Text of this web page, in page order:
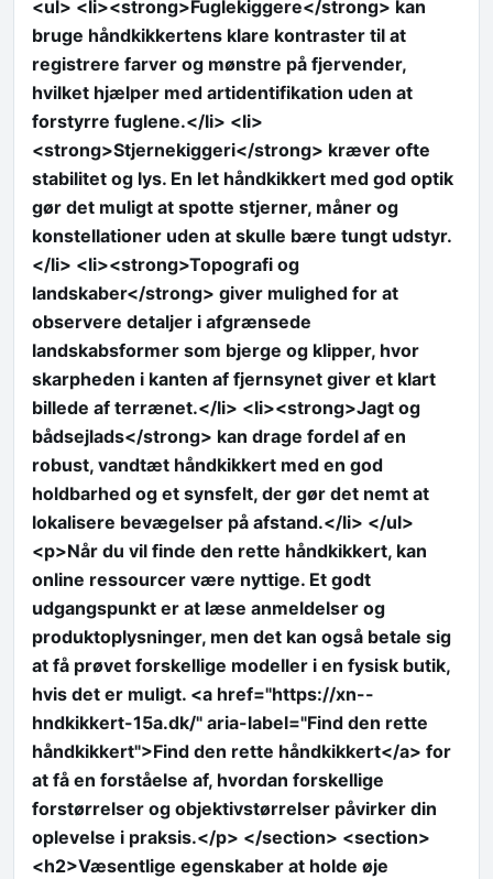
<ul> <li><strong>Fuglekiggere</strong> kan
bruge håndkikkertens klare kontraster til at
registrere farver og mønstre på fjervender,
hvilket hjælper med artidentifikation uden at
forstyrre fuglene.</li> <li>
<strong>Stjernekiggeri</strong> kræver ofte
stabilitet og lys. En let håndkikkert med god optik
gør det muligt at spotte stjerner, måner og
konstellationer uden at skulle bære tungt udstyr.
</li> <li><strong>Topografi og
landskaber</strong> giver mulighed for at
observere detaljer i afgrænsede
landskabsformer som bjerge og klipper, hvor
skarpheden i kanten af fjernsynet giver et klart
billede af terrænet.</li> <li><strong>Jagt og
bådsejlads</strong> kan drage fordel af en
robust, vandtæt håndkikkert med en god
holdbarhed og et synsfelt, der gør det nemt at
lokalisere bevægelser på afstand.</li> </ul>
<p>Når du vil finde den rette håndkikkert, kan
online ressourcer være nyttige. Et godt
udgangspunkt er at læse anmeldelser og
produktoplysninger, men det kan også betale sig
at få prøvet forskellige modeller i en fysisk butik,
hvis det er muligt. <a href="https://xn--
hndkikkert-15a.dk/" aria-label="Find den rette
håndkikkert">Find den rette håndkikkert</a> for
at få en forståelse af, hvordan forskellige
forstørrelser og objektivstørrelser påvirker din
oplevelse i praksis.</p> </section> <section>
<h2>Væsentlige egenskaber at holde øje